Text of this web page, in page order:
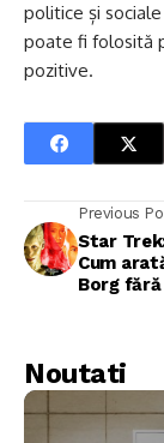
politice și
poate fi folosită
pozitive.
Previous
Star
Cum
Borg
Noutati